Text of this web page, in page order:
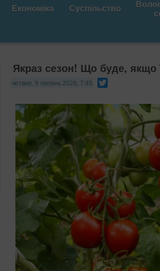
Економіка Суспільство
Якраз сезон! Що буде, якщо
четвер, 9 липень 2026, 7:45